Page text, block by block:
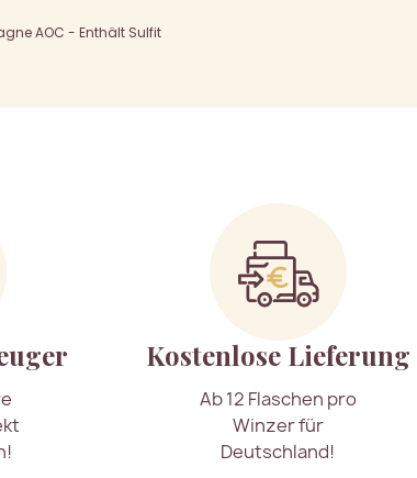
AOC - Enthält Sulfit
Kostenlose Lieferung
Ab 12 Flaschen pro
Winzer für
Deutschland!